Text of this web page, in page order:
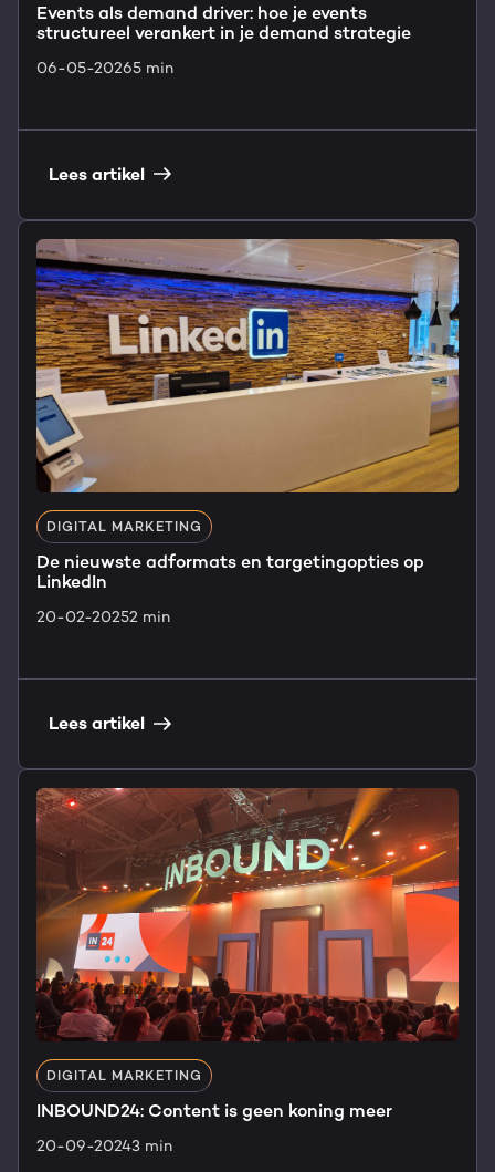
Events als demand driver: hoe je events
structureel verankert in je demand strategie
06-05-20265 min
Lees artikel
DIGITAL MARKETING
De nieuwste adformats en targetingopties op
LinkedIn
20-02-20252 min
Lees artikel
DIGITAL MARKETING
INBOUND24: Content is geen koning meer
20-09-20243 min